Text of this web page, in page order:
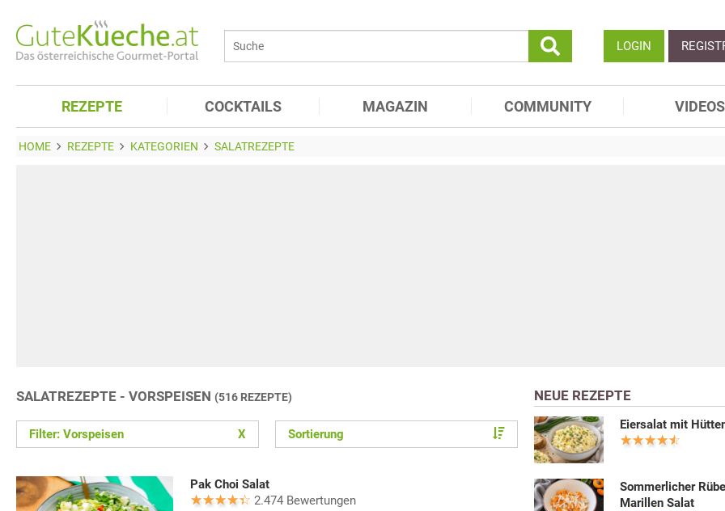
LOGIN
REZEPTE COCKTAILS MAGAZIN COMMUNITY VIDEOS
HOME REZEPTE KATEGORIEN SALATREZEPTE
SALATREZEPTE - VORSPEISEN (516 REZEPTE)
Filter: Vorspeisen X Sortierung
Pak Choi Salat
2.474 Bewertungen
NEUE REZEPTE
Eiersalat mit
Sommerlicher
Marillen Salat